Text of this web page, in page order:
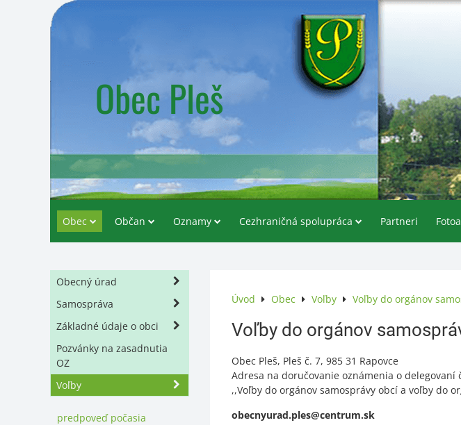
Obec Pleš
Obec Občan Oznamy Cezhraničná spolupráca Partneri
Úvod Obec Voľby Voľby do orgánov
Voľby do orgánov
Obec Pleš, Pleš č. 7, 985 31 Rapovce
Adresa na doručovanie oznámenia o
,,Voľby do orgánov samosprávy obcí a voľby do
obecnyurad.ples@centrum.sk
Obecný úrad
Samospráva
Základné údaje o obci
Pozvánky na zasadnutia
OZ
Voľby
predpoveď počasia